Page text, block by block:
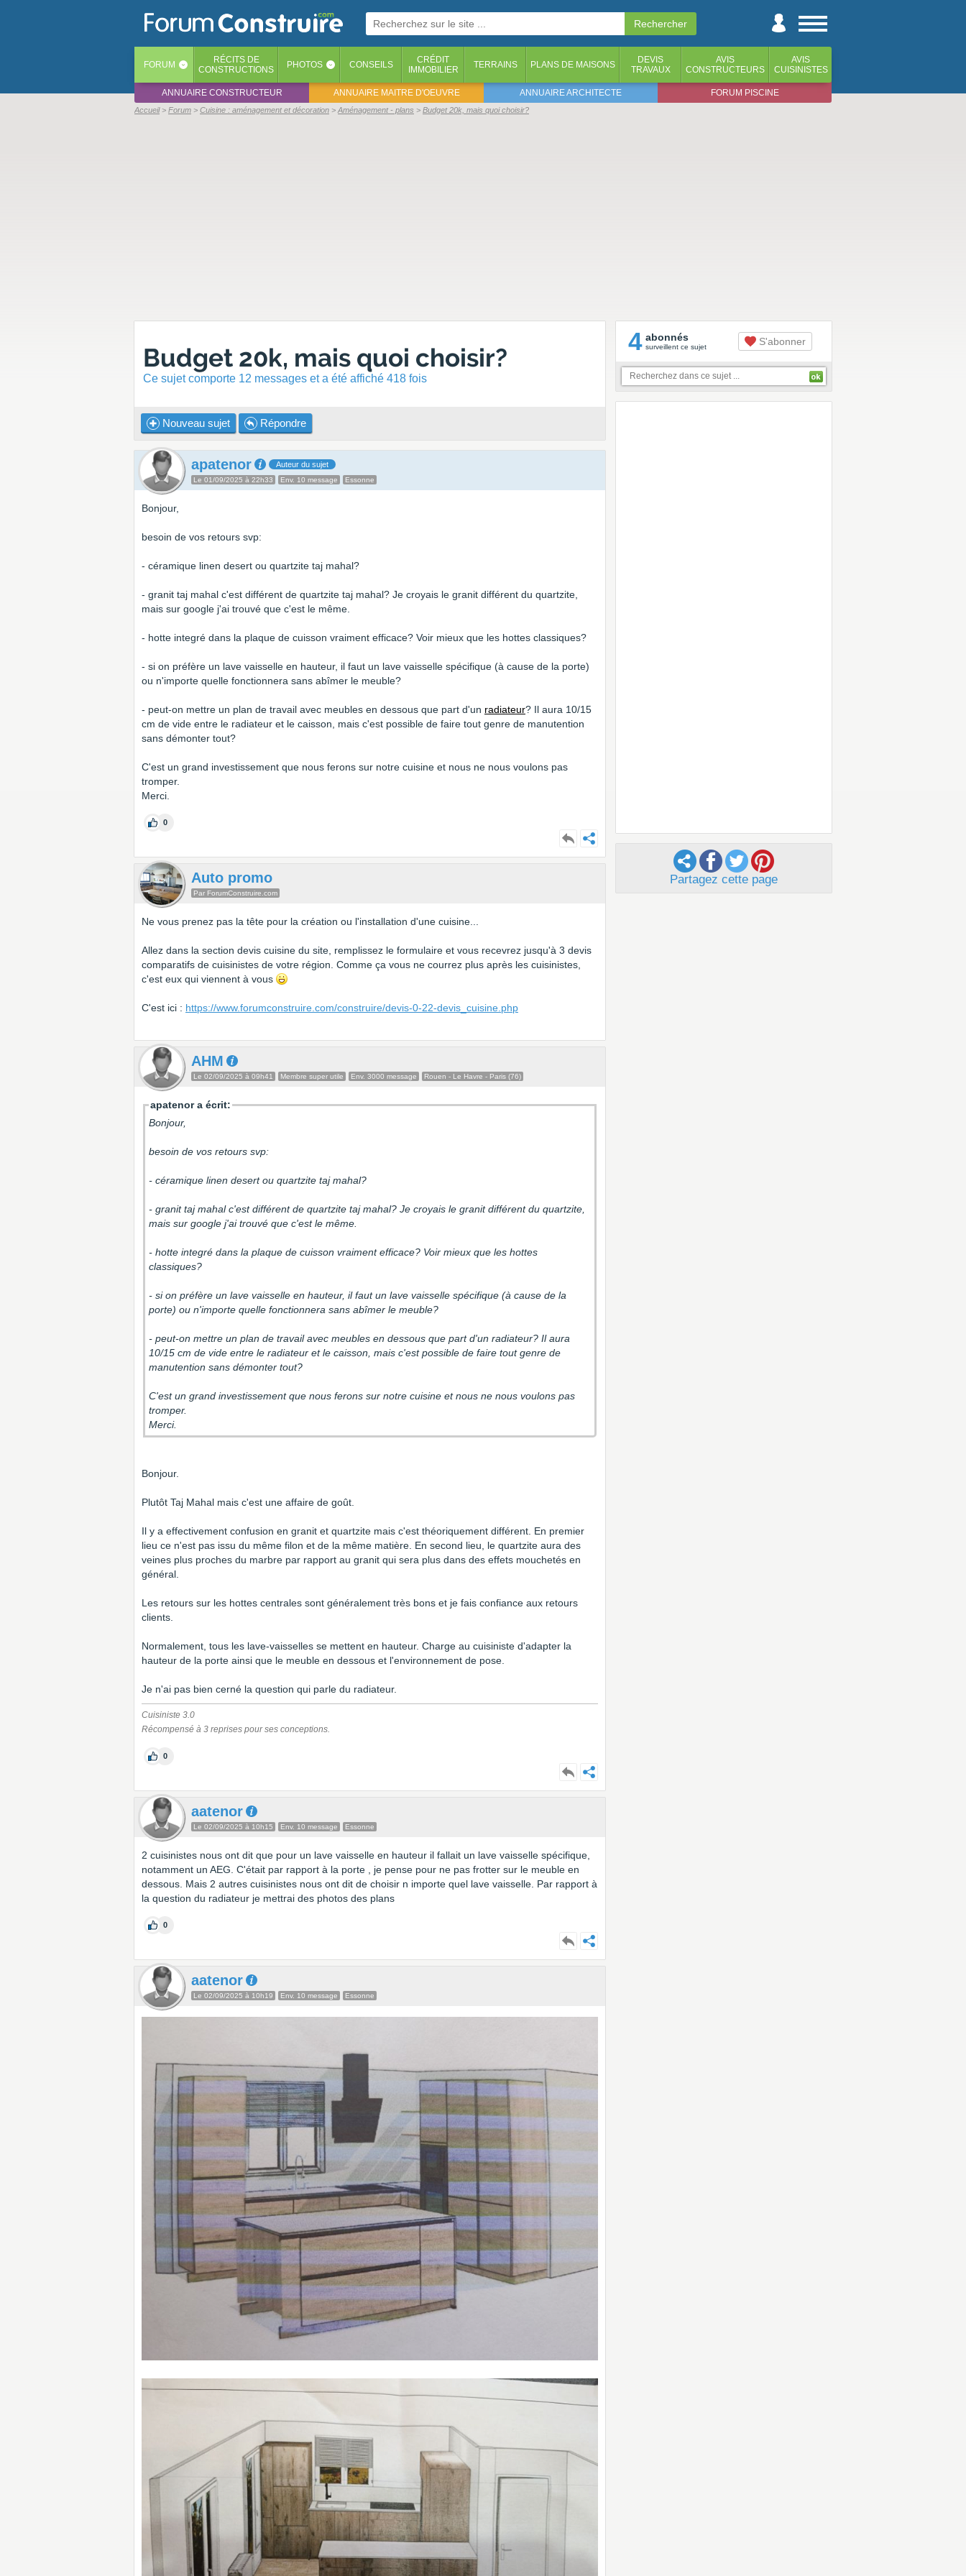
FORUM ‹ RÉCITS DE
CONSTRUCTIONS
PHOTOS ‹ CONSEILS
CRÉDIT
IMMOBILIER
TERRAINS PLANS DE MAISONS
DEVIS
TRAVAUX
AVIS
CONSTRUCTEURS
AVIS
CUISINISTES
ANNUAIRE CONSTRUCTEUR ANNUAIRE MAITRE D'OEUVRE ANNUAIRE ARCHITECTE FORUM PISCINE
Accueil Forum Cuisine : aménagement et décoration Aménagement - plans Budget 20k, mais quoi choisir?
Budget 20k, mais quoi choisir?
Ce sujet comporte 12 messages et a été affiché 418 fois
Nouveau sujet Répondre
apatenor Auteur du sujet
Le 01/09/2025 à 22h33 Env. 10 message Essonne
Bonjour,
besoin de vos retours svp:
- céramique linen desert ou quartzite taj mahal?
- granit taj mahal c'est différent de quartzite taj mahal? Je croyais le granit différent du quartzite,
mais sur google j'ai trouvé que c'est le même.
- hotte integré dans la plaque de cuisson vraiment efficace? Voir mieux que les hottes classiques?
- si on préfère un lave vaisselle en hauteur, il faut un lave vaisselle spécifique (à cause de la porte)
ou n'importe quelle fonctionnera sans abîmer le meuble?
- peut-on mettre un plan de travail avec meubles en dessous que part d'un radiateur? Il aura 10/15
cm de vide entre le radiateur et le caisson, mais c'est possible de faire tout genre de manutention
sans démonter tout?
C'est un grand investissement que nous ferons sur notre cuisine et nous ne nous voulons pas
tromper.
Merci.
0
Auto promo
Par ForumConstruire.com
Ne vous prenez pas la tête pour la création ou l'installation d'une cuisine...
Allez dans la section devis cuisine du site, remplissez le formulaire et vous recevrez jusqu'à 3 devis
comparatifs de cuisinistes de votre région. Comme ça vous ne courrez plus après les cuisinistes,
c'est eux qui viennent à vous
C'est ici : https://www.forumconstruire.com/construire/devis-0-22-devis_cuisine.php
AHM
Le 02/09/2025 à 09h41 Membre super utile Env. 3000 message Rouen - Le Havre - Paris (76)
apatenor a écrit:
Bonjour,
besoin de vos retours svp:
- céramique linen desert ou quartzite taj mahal?
- granit taj mahal c'est différent de quartzite taj mahal? Je croyais le granit différent du quartzite,
mais sur google j'ai trouvé que c'est le même.
- hotte integré dans la plaque de cuisson vraiment efficace? Voir mieux que les hottes
classiques?
- si on préfère un lave vaisselle en hauteur, il faut un lave vaisselle spécifique (à cause de la
porte) ou n'importe quelle fonctionnera sans abîmer le meuble?
- peut-on mettre un plan de travail avec meubles en dessous que part d'un radiateur? Il aura
10/15 cm de vide entre le radiateur et le caisson, mais c'est possible de faire tout genre de
manutention sans démonter tout?
C'est un grand investissement que nous ferons sur notre cuisine et nous ne nous voulons pas
tromper.
Merci.
Bonjour.
Plutôt Taj Mahal mais c'est une affaire de goût.
Il y a effectivement confusion en granit et quartzite mais c'est théoriquement différent. En premier
lieu ce n'est pas issu du même filon et de la même matière. En second lieu, le quartzite aura des
veines plus proches du marbre par rapport au granit qui sera plus dans des effets mouchetés en
général.
Les retours sur les hottes centrales sont généralement très bons et je fais confiance aux retours
clients.
Normalement, tous les lave-vaisselles se mettent en hauteur. Charge au cuisiniste d'adapter la
hauteur de la porte ainsi que le meuble en dessous et l'environnement de pose.
Je n'ai pas bien cerné la question qui parle du radiateur.
Cuisiniste 3.0
Récompensé à 3 reprises pour ses conceptions.
0
aatenor
Le 02/09/2025 à 10h15 Env. 10 message Essonne
2 cuisinistes nous ont dit que pour un lave vaisselle en hauteur il fallait un lave vaisselle spécifique,
notamment un AEG. C'était par rapport à la porte , je pense pour ne pas frotter sur le meuble en
dessous. Mais 2 autres cuisinistes nous ont dit de choisir n importe quel lave vaisselle. Par rapport à
la question du radiateur je mettrai des photos des plans
0
aatenor
Le 02/09/2025 à 10h19 Env. 10 message Essonne
4 abonnés
surveillent ce sujet S'abonner
Partagez cette page